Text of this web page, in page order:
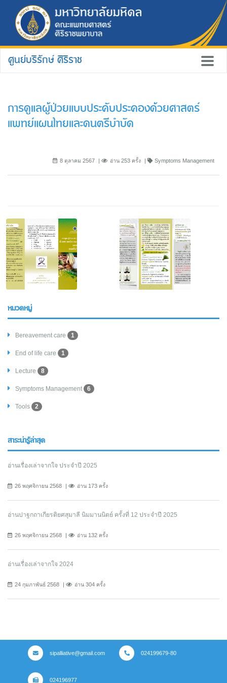
ศูนย์บริรักษ์ ศิริราช
การดูแลผู้ป่วยแบบประคับประคองด้วยศาสตร์
แพทย์แผนไทยและดนตรีบำบัด
8 ตุลาคม 2567 อ่าน 253 ครั้ง Symptoms Management
หมวดหมู่
Bereavement care 1
End of life care 1
Lecture 8
Symptoms Management 6
Tools 2
สาระน่ารู้ล่าสุด
อ่านเรื่องเล่าจากใจ ประจำปี 2025
26 พฤศจิกายน 2568 อ่าน 173 ครั้ง
อ่านปาฐกถาเกียรติยศสุมาลี นิมมานนิตย์ ครั้งที่ 12 ประจำปี 2025
26 พฤศจิกายน 2568 อ่าน 132 ครั้ง
อ่านเรื่องเล่าจากใจ 2024
24 กุมภาพันธ์ 2568 อ่าน 304 ครั้ง
sipalliative@gmail.com 024199679-80
024196977